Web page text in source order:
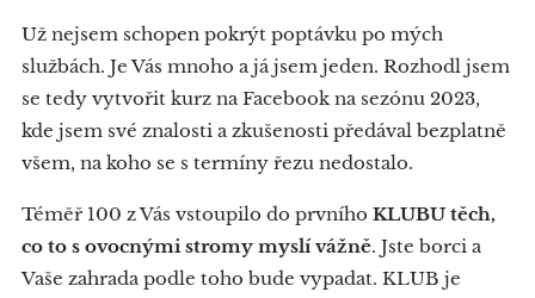
Už nejsem schopen pokrýt poptávku po mých
službách. Je Vás mnoho a já jsem jeden. Rozhodl jsem
se tedy vytvořit kurz na Facebook na sezónu 2023,
kde jsem své znalosti a zkušenosti předával bezplatně
všem, na koho se s termíny řezu nedostalo.
Téměř 100 z Vás vstoupilo do prvního KLUBU těch,
co to s ovocnými stromy myslí vážně. Jste borci a
Vaše zahrada podle toho bude vypadat. KLUB je